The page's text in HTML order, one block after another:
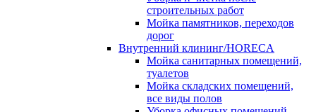
строительных работ
Мойка памятников, переходов
дорог
Внутренний клининг/HORECA
Мойка санитарных помещений,
туалетов
Мойка складских помещений,
все виды полов